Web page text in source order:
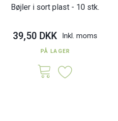
Bøjler i sort plast - 10 stk.
39,50 DKK Inkl. moms
PÅ LAGER